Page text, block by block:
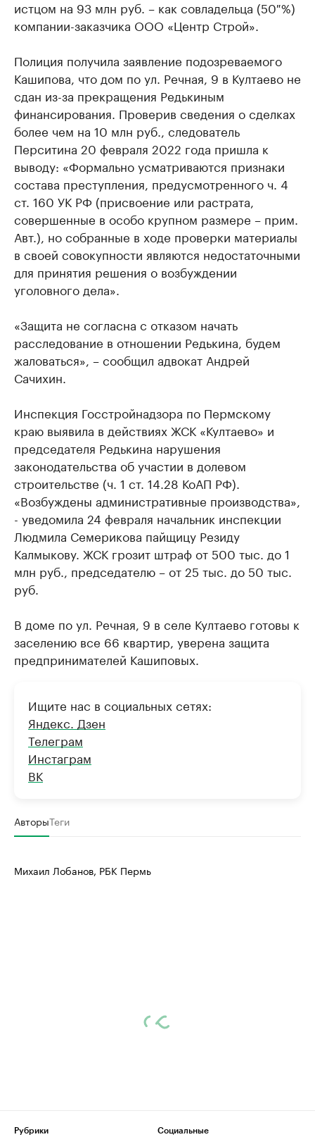
истцом на 93 млн руб. – как совладельца (50 %)
компании-заказчика ООО «Центр Строй».
Полиция получила заявление подозреваемого
Кашипова, что дом по ул. Речная, 9 в Култаево не
сдан из-за прекращения Редькиным
финансирования. Проверив сведения о сделках
более чем на 10 млн руб., следователь
Перситина 20 февраля 2022 года пришла к
выводу: «Формально усматриваются признаки
состава преступления, предусмотренного ч. 4
ст. 160 УК РФ (присвоение или растрата,
совершенные в особо крупном размере – прим.
Авт.), но собранные в ходе проверки материалы
в своей совокупности являются недостаточными
для принятия решения о возбуждении
уголовного дела».
«Защита не согласна с отказом начать
расследование в отношении Редькина, будем
жаловаться», – сообщил адвокат Андрей
Сачихин.
Инспекция Госстройнадзора по Пермскому
краю выявила в действиях ЖСК «Култаево» и
председателя Редькина нарушения
законодательства об участии в долевом
строительстве (ч. 1 ст. 14.28 КоАП РФ).
«Возбуждены административные производства»,
- уведомила 24 февраля начальник инспекции
Людмила Семерикова пайщицу Резиду
Калмыкову. ЖСК грозит штраф от 500 тыс. до 1
млн руб., председателю – от 25 тыс. до 50 тыс.
руб.
В доме по ул. Речная, 9 в селе Култаево готовы к
заселению все 66 квартир, уверена защита
предпринимателей Кашиповых.
Ищите нас в социальных сетях:
Яндекс. Дзен
Телеграм
Инстаграм
ВК
АвторыТеги
Михаил Лобанов, РБК Пермь
Рубрики
Социальные